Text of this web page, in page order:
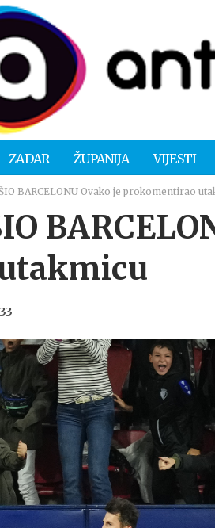
ZADAR ŽUPANIJA VIJESTI
BARCELONU Ovako je prokomentirao